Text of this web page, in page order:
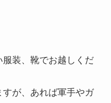
装、靴でお越しくだ
が、あれば軍手やガ